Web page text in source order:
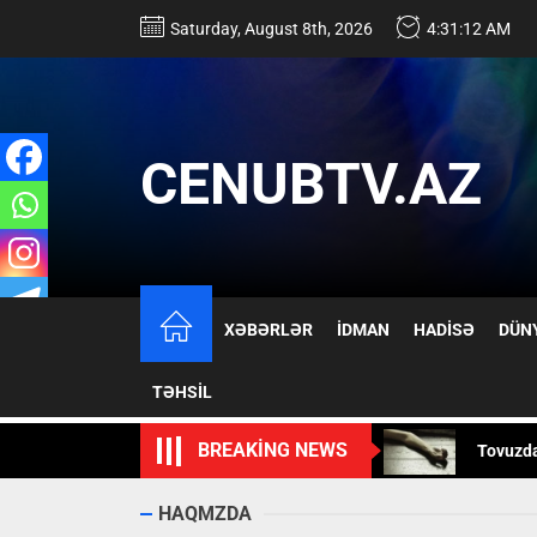
Saturday, August 8th, 2026 4:31:13 AM
CENUBTV.AZ
XƏBƏRLƏR İDMAN HADİSƏ
TƏHSİL
BREAKING NEWS
HAQMZDA